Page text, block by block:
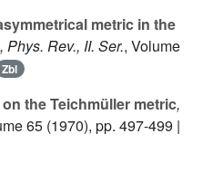
metric in the
, Phys. Rev., II. Ser., Volume
Zbl
the Teichmüller metric,
65 (1970), pp. 497-499 |